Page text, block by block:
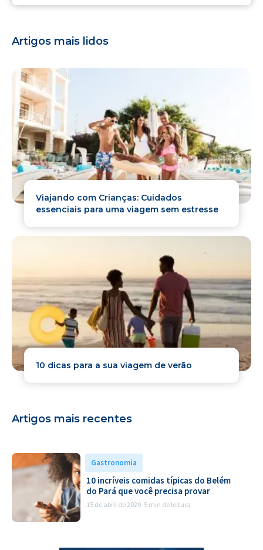
Artigos mais lidos
Viajando com Crianças: Cuidados
essenciais para uma viagem sem estresse
10 dicas para a sua viagem de verão
Artigos mais recentes
Gastronomia
10 incríveis comidas típicas do Belém
do Pará que você precisa provar
15 de abril de 2020 5 min de leitura